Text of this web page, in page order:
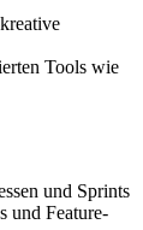
Tools wie
und Sprints
und Feature-